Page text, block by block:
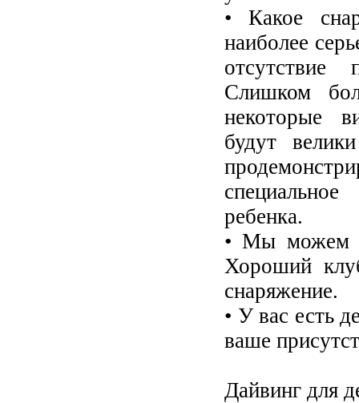
• Какое
наиболее
отсутствие
Слишком
некоторые
будут
ребенка.
• Мы можем
Хороший
снаряжение.
• У вас есть
ваше
Дайвинг для